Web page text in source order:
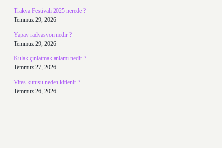
Trakya Festivali 2025 nerede ?
Temmuz 29, 2026
Yapay radyasyon nedir ?
Temmuz 29, 2026
Kulak çınlatmak anlamı nedir ?
Temmuz 27, 2026
Vites kutusu neden kitlenir ?
Temmuz 26, 2026